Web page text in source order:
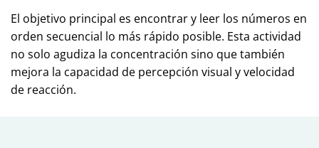
El objetivo principal es encontrar y leer los números en
orden secuencial lo más rápido posible. Esta actividad
no solo agudiza la concentración sino que también
mejora la capacidad de percepción visual y velocidad
de reacción.